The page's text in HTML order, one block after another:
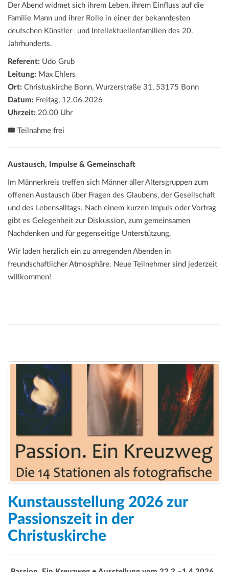
Der Abend widmet sich ihrem Leben, ihrem Einfluss auf die
Familie Mann und ihrer Rolle in einer der bekanntesten
deutschen Künstler- und Intellektuellenfamilien des 20.
Jahrhunderts.
Referent: Udo Grub
Leitung: Max Ehlers
Ort: Christuskirche Bonn, Wurzerstraße 31, 53175 Bonn
Datum: Freitag, 12.06.2026
Uhrzeit: 20.00 Uhr
🎟️ Teilnahme frei
Austausch, Impulse & Gemeinschaft
Im Männerkreis treffen sich Männer aller Altersgruppen zum
offenen Austausch über Fragen des Glaubens, der Gesellschaft
und des Lebensalltags. Nach einem kurzen Impuls oder Vortrag
gibt es Gelegenheit zur Diskussion, zum gemeinsamen
Nachdenken und für gegenseitige Unterstützung.
Wir laden herzlich ein zu anregenden Abenden in
freundschaftlicher Atmosphäre. Neue Teilnehmer sind jederzeit
willkommen!
Kunstausstellung 2026 zur
Passionszeit in der
Christuskirche